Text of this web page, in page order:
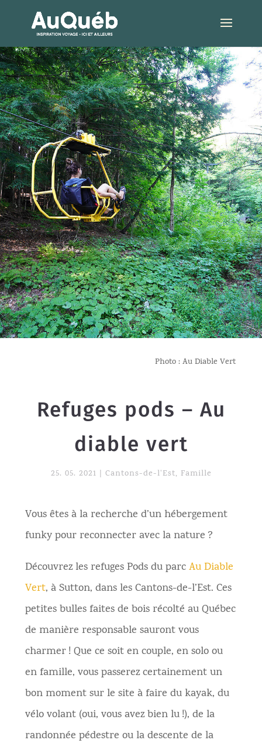
Photo : Au Diable Vert
Refuges pods – Au
diable vert
25. 05. 2021 Cantons-de-l'Est, Famille
Vous êtes à la recherche d’un hébergement
funky pour reconnecter avec la nature ?
Découvrez les refuges Pods du parcAu Diable
Vert, à Sutton, dans les Cantons-de-l’Est. Ces
petites bulles faites de bois récolté au Québec
de manière responsable sauront vous
charmer ! Que ce soit en couple, en solo ou
en famille, vous passerez certainement un
bon moment sur le site à faire du kayak, du
vélo volant (oui, vous avez bien lu !), de la
randonnée pédestre ou la descente de la